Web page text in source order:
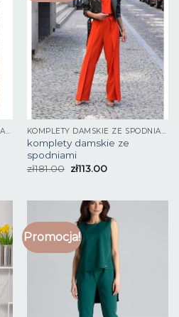
komplety damskie ze
spodniami
zł181.00 zł113.00
Promocja!